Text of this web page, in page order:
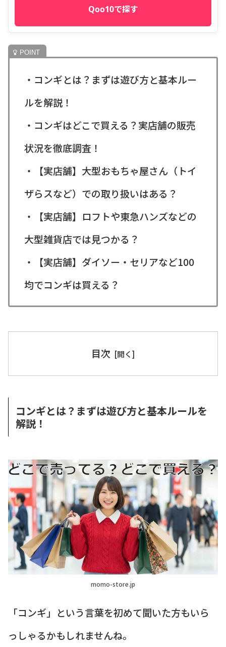
Qoo10で探す
・コンギとは？まずは遊び方と基本ルー
ルを解説！
・コンギはどこで買える？実店舗の販売
状況を徹底調査！
・【実店舗】大型おもちゃ屋さん（トイ
ザらスなど）での取り扱いはある？
・【実店舗】ロフトや東急ハンズなどの
大型雑貨店では見つかる？
・【実店舗】ダイソー・セリアなど100
均でコンギは買える？
目次
コンギとは？まずは遊び方と基本ルールを
解説！
momo-store.jp
「コンギ」という言葉を初めて聞いた方もいら
っしゃるかもしれませんね。